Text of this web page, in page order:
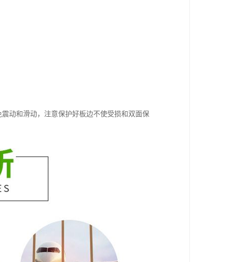
动和滑动，注意保护好板边不使受损和双面保